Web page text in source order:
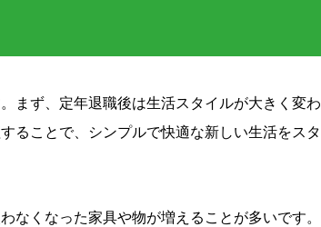
まず、定年退職後は生活スタイルが大きく変わ
ることで、シンプルで快適な新しい生活をスタ
なくなった家具や物が増えることが多いです。